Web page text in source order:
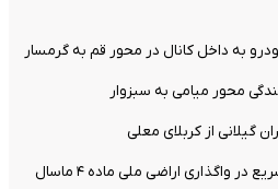
واگذاری اراضی ملی ماده ۴ ماسال